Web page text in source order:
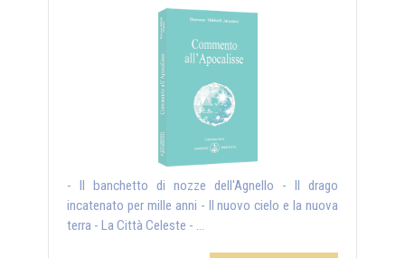
- Il banchetto di nozze dell'Agnello - Il drago
incatenato per mille anni - Il nuovo cielo e la nuova
terra - La Città Celeste - ...